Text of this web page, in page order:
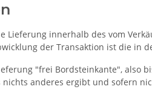
Lieferung innerhalb des vom
der Transaktion ist die in
"frei Bordsteinkante", also
anderes ergibt und sofern